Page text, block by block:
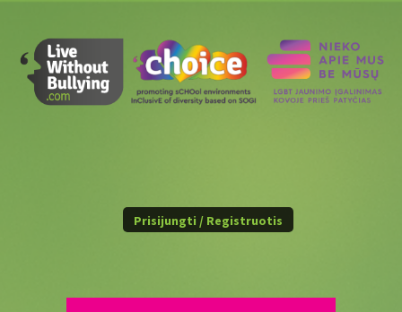
Prisijungti / Registruotis